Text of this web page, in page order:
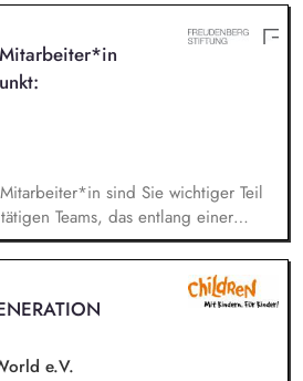
sind Sie wichtiger Teil
Teams, das entlang einer
soziale Innovation
die Geschäftsführung bei der
und entwickeln dabei
der Stiftung weiter. Sie
Erkenntnisse in
entlang unserer
e.V.